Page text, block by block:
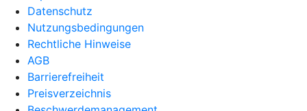
Datenschutz
Nutzungsbedingungen
Rechtliche Hinweise
AGB
Barrierefreiheit
Preisverzeichnis